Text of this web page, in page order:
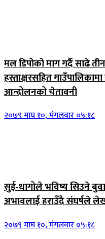
मल डिपोको माग गर्दै साढे
हस्ताक्षरसहित
आन्दोलनको चेतावनी
२०७९ माघ १०, मंगलवार ०५:१८
सुई-धागोले भविष्य सिउने
अभावलाई हराउँदै संघर्षले
२०७९ माघ १०, मंगलवार ०५:१८